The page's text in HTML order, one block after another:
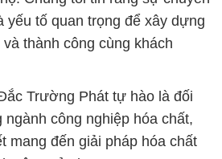
yếu tố quan trọng để xây dựng
thành công cùng khách
Trường Phát tự hào là đối
công nghiệp hóa chất,
mang đến giải pháp hóa chất